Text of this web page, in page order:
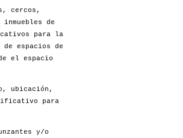
cercos,
de
para la
espacios de
el espacio
ubicación,
para
y/o